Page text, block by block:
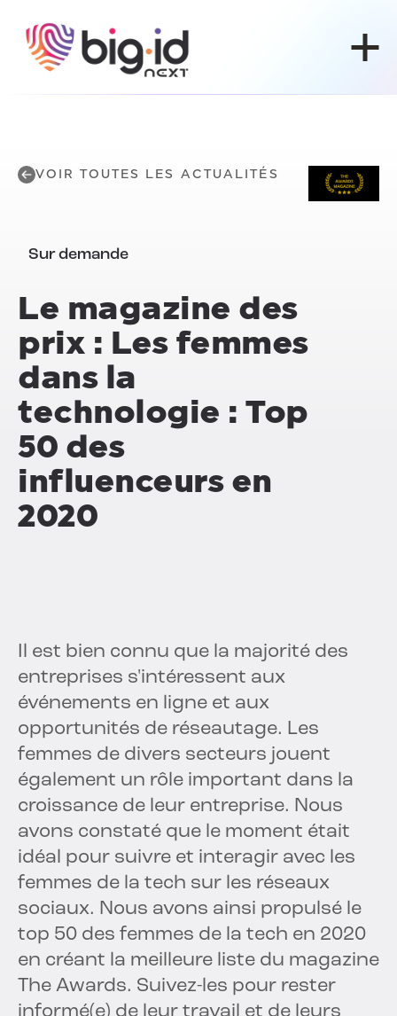
VOIR TOUTES LES ACTUALITÉS
Sur demande
Le magazine des
prix : Les femmes
dans la
technologie : Top
50 des
influenceurs en
2020
Il est bien connu que la majorité des
entreprises s'intéressent aux
événements en ligne et aux
opportunités de réseautage. Les
femmes de divers secteurs jouent
également un rôle important dans la
croissance de leur entreprise. Nous
avons constaté que le moment était
idéal pour suivre et interagir avec les
femmes de la tech sur les réseaux
sociaux. Nous avons ainsi propulsé le
top 50 des femmes de la tech en 2020
en créant la meilleure liste du magazine
The Awards. Suivez-les pour rester